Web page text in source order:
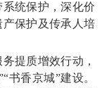
统保护，深化价
保护及传承人培
提质增效行动，
书香京城”建设。